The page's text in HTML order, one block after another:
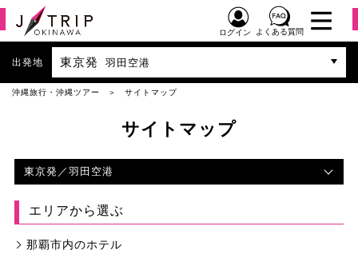
ログイン よくある質問
出発地 東京発 羽田空港
沖縄旅行・沖縄ツアー サイトマップ
サイトマップ
東京発 ／羽田空港
エリアから選ぶ
那覇市内のホテル